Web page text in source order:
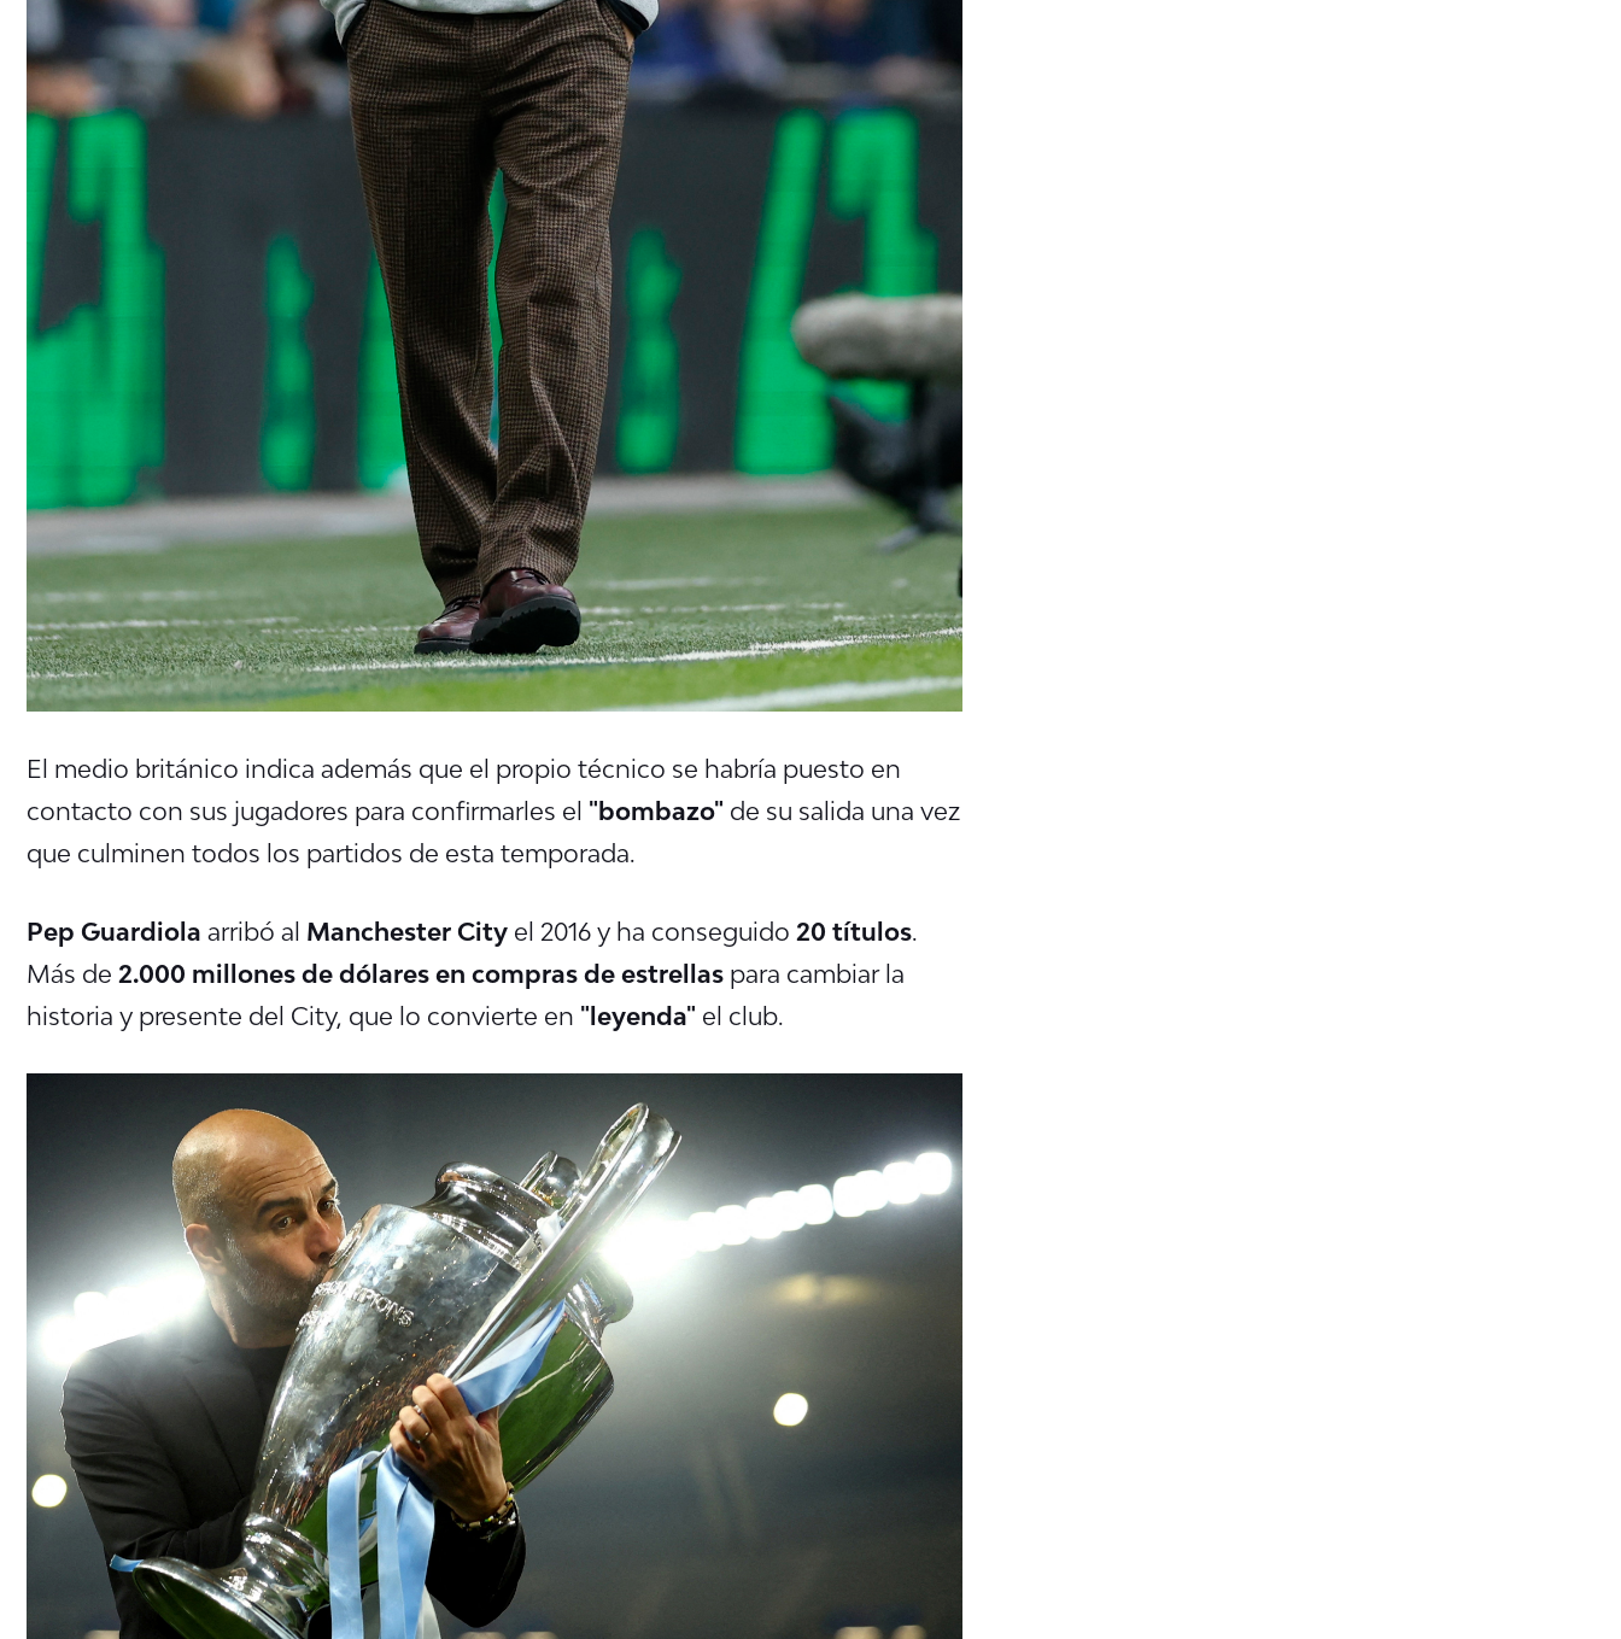
El medio británico indica además que el propio técnico se habría puesto en
contacto con sus jugadores para confirmarles el "bombazo" de su salida una vez
que culminen todos los partidos de esta temporada.
Pep Guardiola arribó al Manchester City el 2016 y ha conseguido 20 títulos
Más de 2.000 millones de dólares en compras de estrellas para cambiar la
historia y presente del City, que lo convierte en "leyenda" el club.